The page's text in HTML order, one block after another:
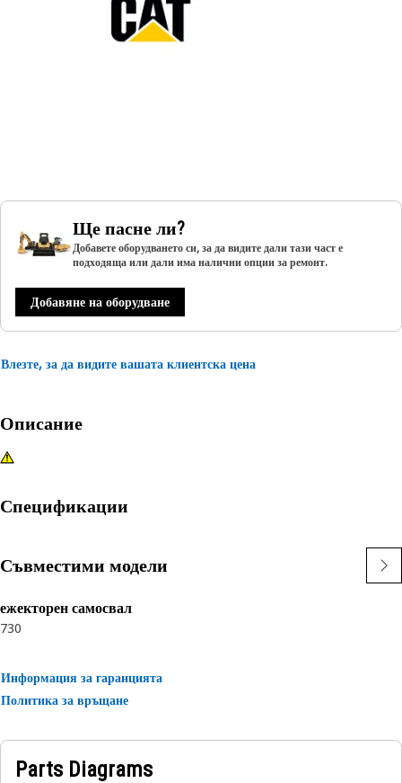
Ще пасне ли?
Добавете оборудването си, за да видите дали тази част е
подходяща или дали има налични опции за ремонт.
Добавяне на оборудване
Влезте, за да видите вашата клиентска цена
Описание
Спецификации
Съвместими модели
ежекторен самосвал
730
Информация за гаранцията
Политика за връщане
Parts Diagrams